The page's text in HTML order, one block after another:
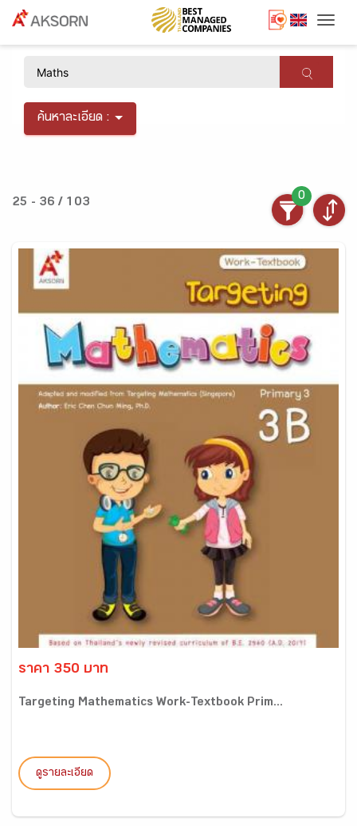
ค้นหาละเอียด :
25 - 36 / 103
0
ราคา 350 บาท
Targeting Mathematics Work-Textbook Prim...
ดูรายละเอียด